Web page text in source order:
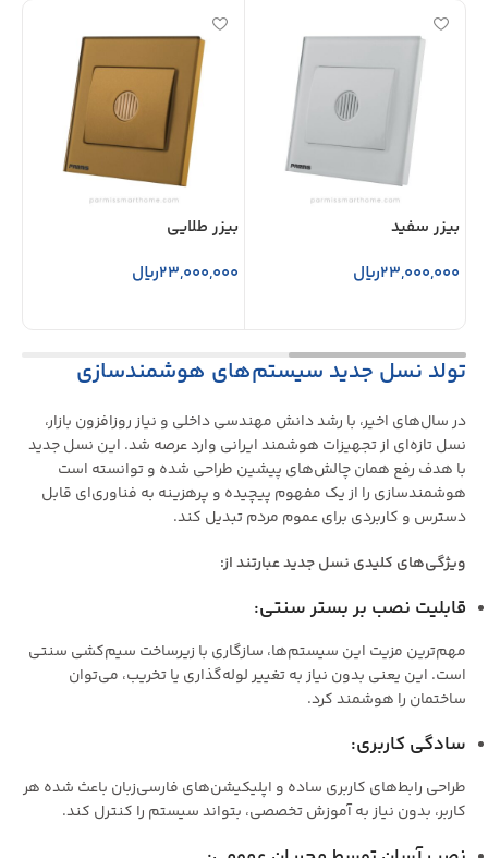
بیزر سفید
23,000,000ریال
بیزر طلایی
23,000,000ریال
تولد نسل جدید سیستم‌های هوشمندسازی
در سال‌های اخیر، با رشد دانش مهندسی داخلی و نیاز روزافزون بازار،
نسل تازه‌ای از تجهیزات هوشمند ایرانی وارد عرصه شد. این نسل جدید
با هدف رفع همان چالش‌های پیشین طراحی شده و توانسته است
هوشمندسازی را از یک مفهوم پیچیده و پرهزینه به فناوری‌ای قابل
دسترس و کاربردی برای عموم مردم تبدیل کند.
ویژگی‌های کلیدی نسل جدید عبارتند از:
قابلیت نصب بر بستر سنتی:
مهم‌ترین مزیت این سیستم‌ها، سازگاری با زیرساخت سیم‌کشی سنتی
است. این یعنی بدون نیاز به تغییر لوله‌گذاری یا تخریب، می‌توان
ساختمان را هوشمند کرد.
سادگی کاربری:
طراحی رابط‌های کاربری ساده و اپلیکیشن‌های فارسی‌زبان باعث شده هر
کاربر، بدون نیاز به آموزش تخصصی، بتواند سیستم را کنترل کند.